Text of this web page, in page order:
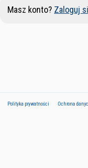
Masz konto? Zaloguj
Polityka prywatności Ochrona